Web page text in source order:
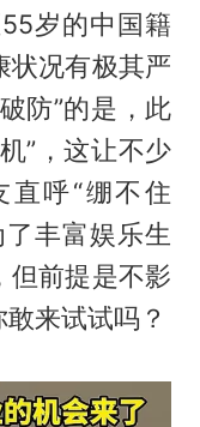
岁的中国籍
状况有极其严
防”的是，此
”，这让不少
直呼“绷不住
丰富娱乐生
但前提是不影
来试试吗？